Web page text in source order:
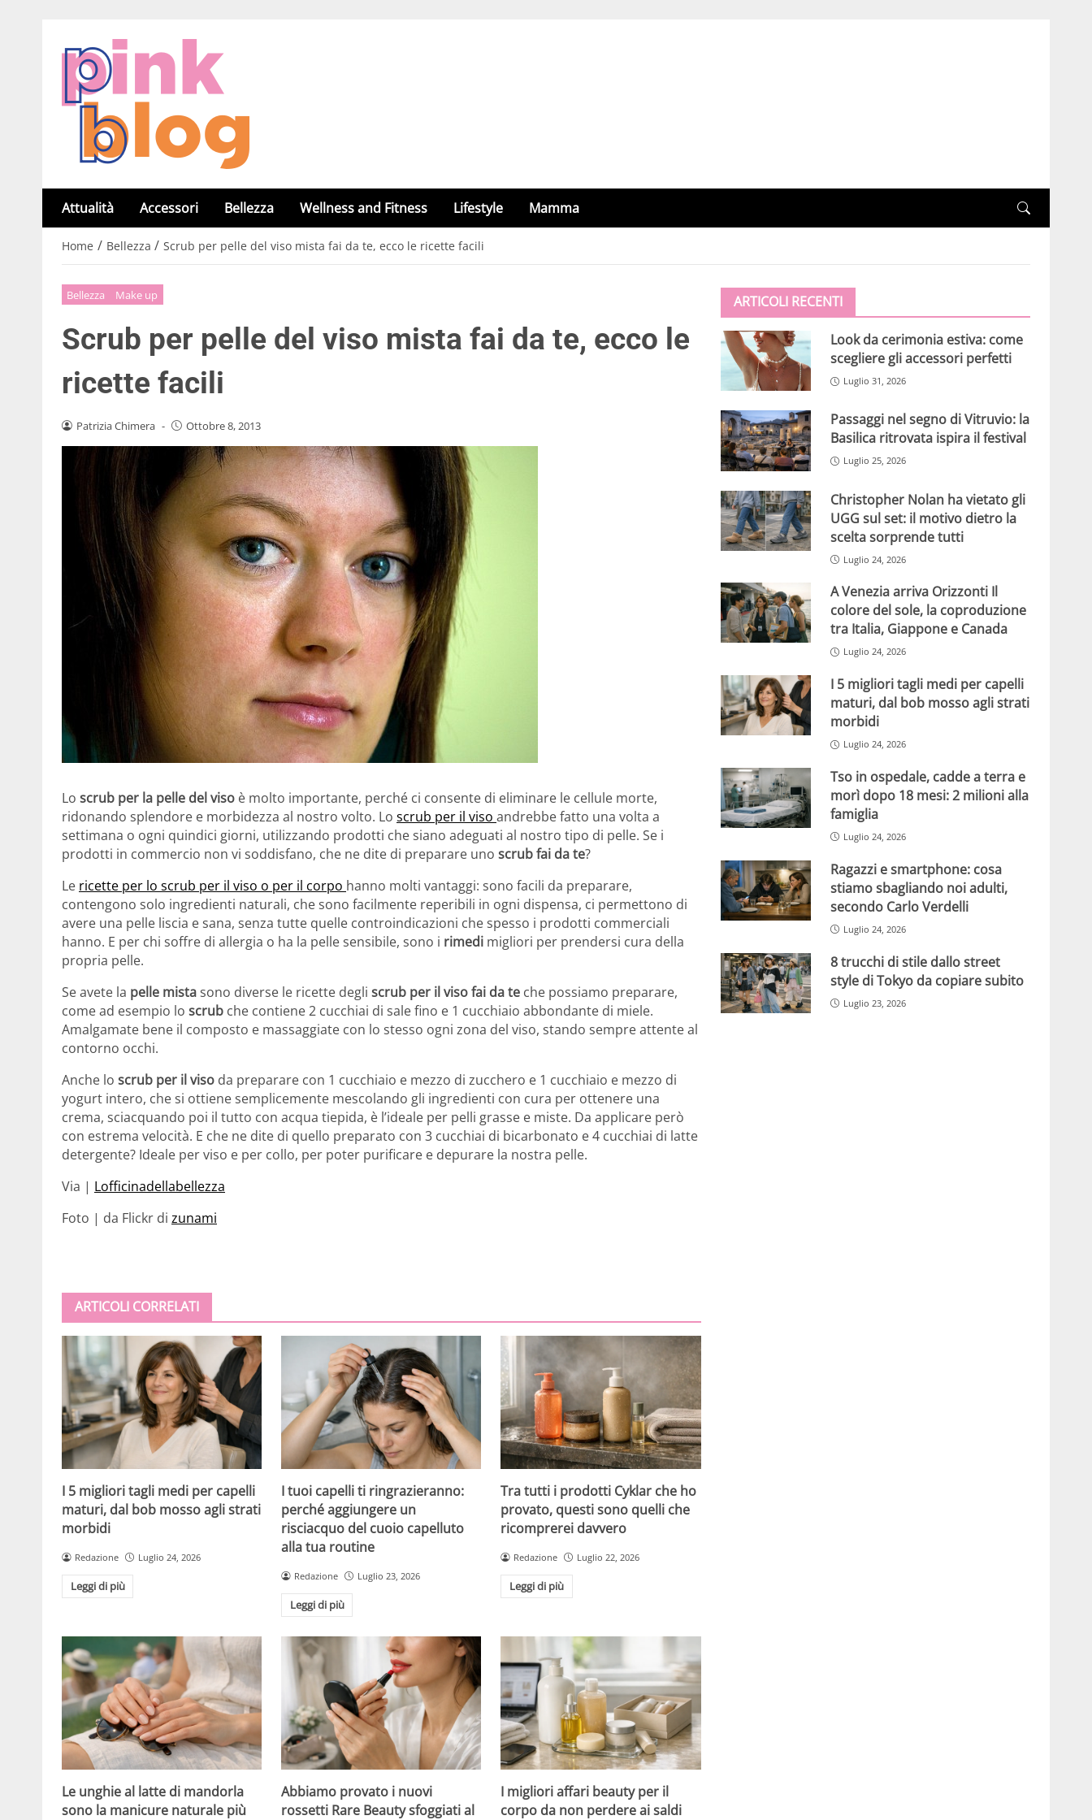
Attualità Accessori Bellezza Wellness and Fitness Lifestyle Mamma
Home / Bellezza / Scrub per pelle del viso mista fai da te, ecco le ricette facili
Bellezza Make up
Scrub per pelle del viso mista fai da te, ecco le
ricette facili
Patrizia Chimera - Ottobre 8, 2013
Lo scrub per la pelle del viso è molto importante, perché ci consente di eliminare le cellule morte,
ridonando splendore e morbidezza al nostro volto. Lo scrub per il viso andrebbe fatto una volta a
settimana o ogni quindici giorni, utilizzando prodotti che siano adeguati al nostro tipo di pelle. Se i
prodotti in commercio non vi soddisfano, che ne dite di preparare uno scrub fai da te?
Le ricette per lo scrub per il viso o per il corpo hanno molti vantaggi: sono facili da preparare,
contengono solo ingredienti naturali, che sono facilmente reperibili in ogni dispensa, ci permettono di
avere una pelle liscia e sana, senza tutte quelle controindicazioni che spesso i prodotti commerciali
hanno. E per chi soffre di allergia o ha la pelle sensibile, sono i rimedi migliori per prendersi cura della
propria pelle.
Se avete la pelle mistasono diverse le ricette degli scrub per il viso fai da te che possiamo preparare,
come ad esempio lo scrub che contiene 2 cucchiai di sale fino e 1 cucchiaio abbondante di miele.
Amalgamate bene il composto e massaggiate con lo stesso ogni zona del viso, stando sempre attente al
contorno occhi.
Anche lo scrub per il viso da preparare con 1 cucchiaio e mezzo di zucchero e 1 cucchiaio e mezzo di
yogurt intero, che si ottiene semplicemente mescolando gli ingredienti con cura per ottenere una
crema, sciacquando poi il tutto con acqua tiepida, è l’ideale per pelli grasse e miste. Da applicare però
con estrema velocità. E che ne dite di quello preparato con 3 cucchiai di bicarbonato e 4 cucchiai di latte
detergente? Ideale per viso e per collo, per poter purificare e depurare la nostra pelle.
Via | Lofficinadellabellezza
Foto | da Flickr di zunami
ARTICOLI CORRELATI
I 5 migliori tagli medi per capelli
maturi, dal bob mosso agli strati
morbidi
Redazione Luglio 24, 2026
Leggi di più
I tuoi capelli ti ringrazieranno:
perché aggiungere un
risciacquo del cuoio capelluto
alla tua routine
Redazione Luglio 23, 2026
Leggi di più
Tra tutti i prodotti Cyklar che ho
provato, questi sono quelli che
ricomprerei davvero
Redazione Luglio 22, 2026
Leggi di più
Le unghie al latte di mandorla
sono la manicure naturale più
Abbiamo provato i nuovi
rossetti Rare Beauty sfoggiati al
I migliori affari beauty per il
corpo da non perdere ai saldi
ARTICOLI RECENTI
Look da cerimonia estiva: come
scegliere gli accessori perfetti
Luglio 31, 2026
Passaggi nel segno di Vitruvio: la
Basilica ritrovata ispira il festival
Luglio 25, 2026
Christopher Nolan ha vietato gli
UGG sul set: il motivo dietro la
scelta sorprende tutti
Luglio 24, 2026
A Venezia arriva Orizzonti Il
colore del sole, la coproduzione
tra Italia, Giappone e Canada
Luglio 24, 2026
I 5 migliori tagli medi per capelli
maturi, dal bob mosso agli strati
morbidi
Luglio 24, 2026
Tso in ospedale, cadde a terra e
morì dopo 18 mesi: 2 milioni alla
famiglia
Luglio 24, 2026
Ragazzi e smartphone: cosa
stiamo sbagliando noi adulti,
secondo Carlo Verdelli
Luglio 24, 2026
8 trucchi di stile dallo street
style di Tokyo da copiare subito
Luglio 23, 2026